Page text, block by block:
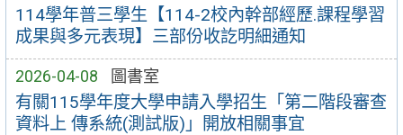
114學年普三學生【114-2校內幹部經歷.課程學習
成果與多元表現】三部份收訖明細通知
2026-04-08 圖書室
有關115學年度大學申請入學招生「第二階段審查
資料上 傳系統(測試版)」開放相關事宜